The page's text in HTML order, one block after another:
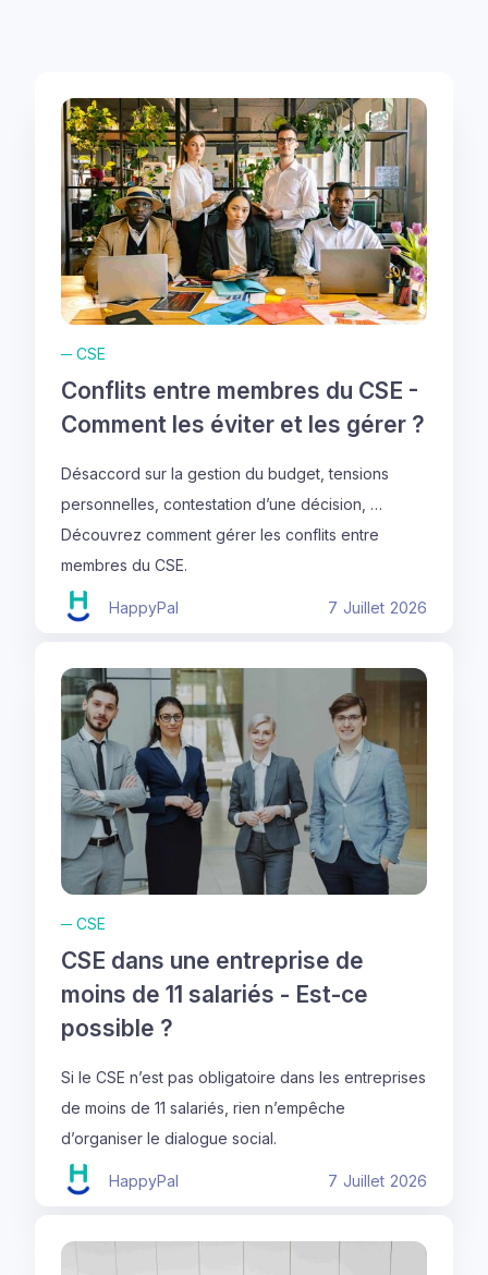
─ CSE
Conflits entre membres du CSE -
Comment les éviter et les gérer ?
Désaccord sur la gestion du budget, tensions
personnelles, contestation d’une décision, …
Découvrez comment gérer les conflits entre
membres du CSE.
HappyPal 7 Juillet 2026
─ CSE
CSE dans une entreprise de
moins de 11 salariés - Est-ce
possible ?
Si le CSE n’est pas obligatoire dans les entreprises
de moins de 11 salariés, rien n’empêche
d’organiser le dialogue social.
HappyPal 7 Juillet 2026